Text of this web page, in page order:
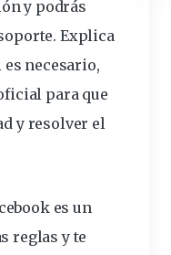
y podrás
Explica
necesario,
para que
y resolver el
es un
reglas y te